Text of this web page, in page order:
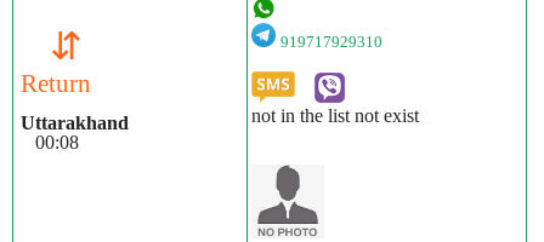
⇵
Return
Uttarakhand
00:08
919717929310
not in the list not exist